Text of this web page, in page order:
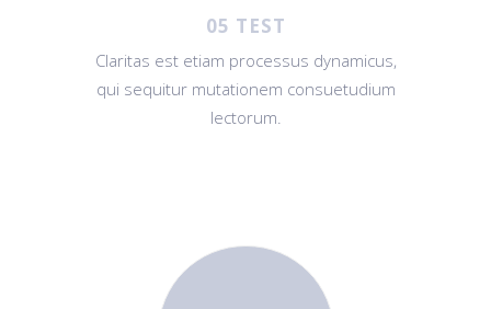
05 TEST
Claritas est etiam processus dynamicus,
qui sequitur mutationem consuetudium
lectorum.